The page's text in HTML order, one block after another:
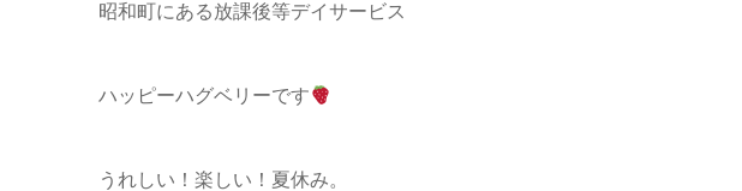
昭和町にある放課後等デイサービス
ハッピーハグベリーです
うれしい！楽しい！夏休み。